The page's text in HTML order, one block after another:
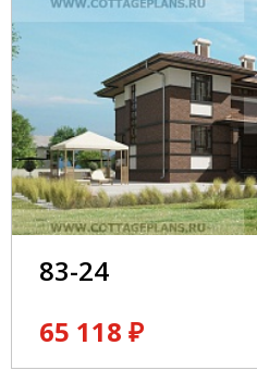
83-24
65 118 ₽